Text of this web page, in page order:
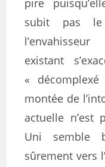
pire
subit pas le
existant
«
montée de
actuelle n’est
Uni semble
sûrement vers